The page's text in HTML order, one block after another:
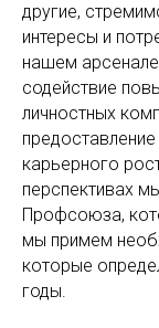
другие,
интересы и
нашем
содействие
личностных
карьерного
перспективах
Профсоюза,
мы примем
которые
годы.